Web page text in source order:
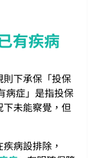
有疾病
則下承保「投保
病症」是指投保
未能察覺，但
病設排除，